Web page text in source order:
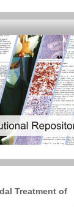
Treatment of